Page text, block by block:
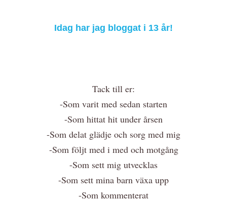
Idag har jag bloggat i 13 år!
Tack till er:
-Som varit med sedan starten
-Som hittat hit under årsen
-Som delat glädje och sorg med mig
-Som följt med i med och motgång
-Som sett mig utvecklas
-Som sett mina barn växa upp
-Som kommenterat